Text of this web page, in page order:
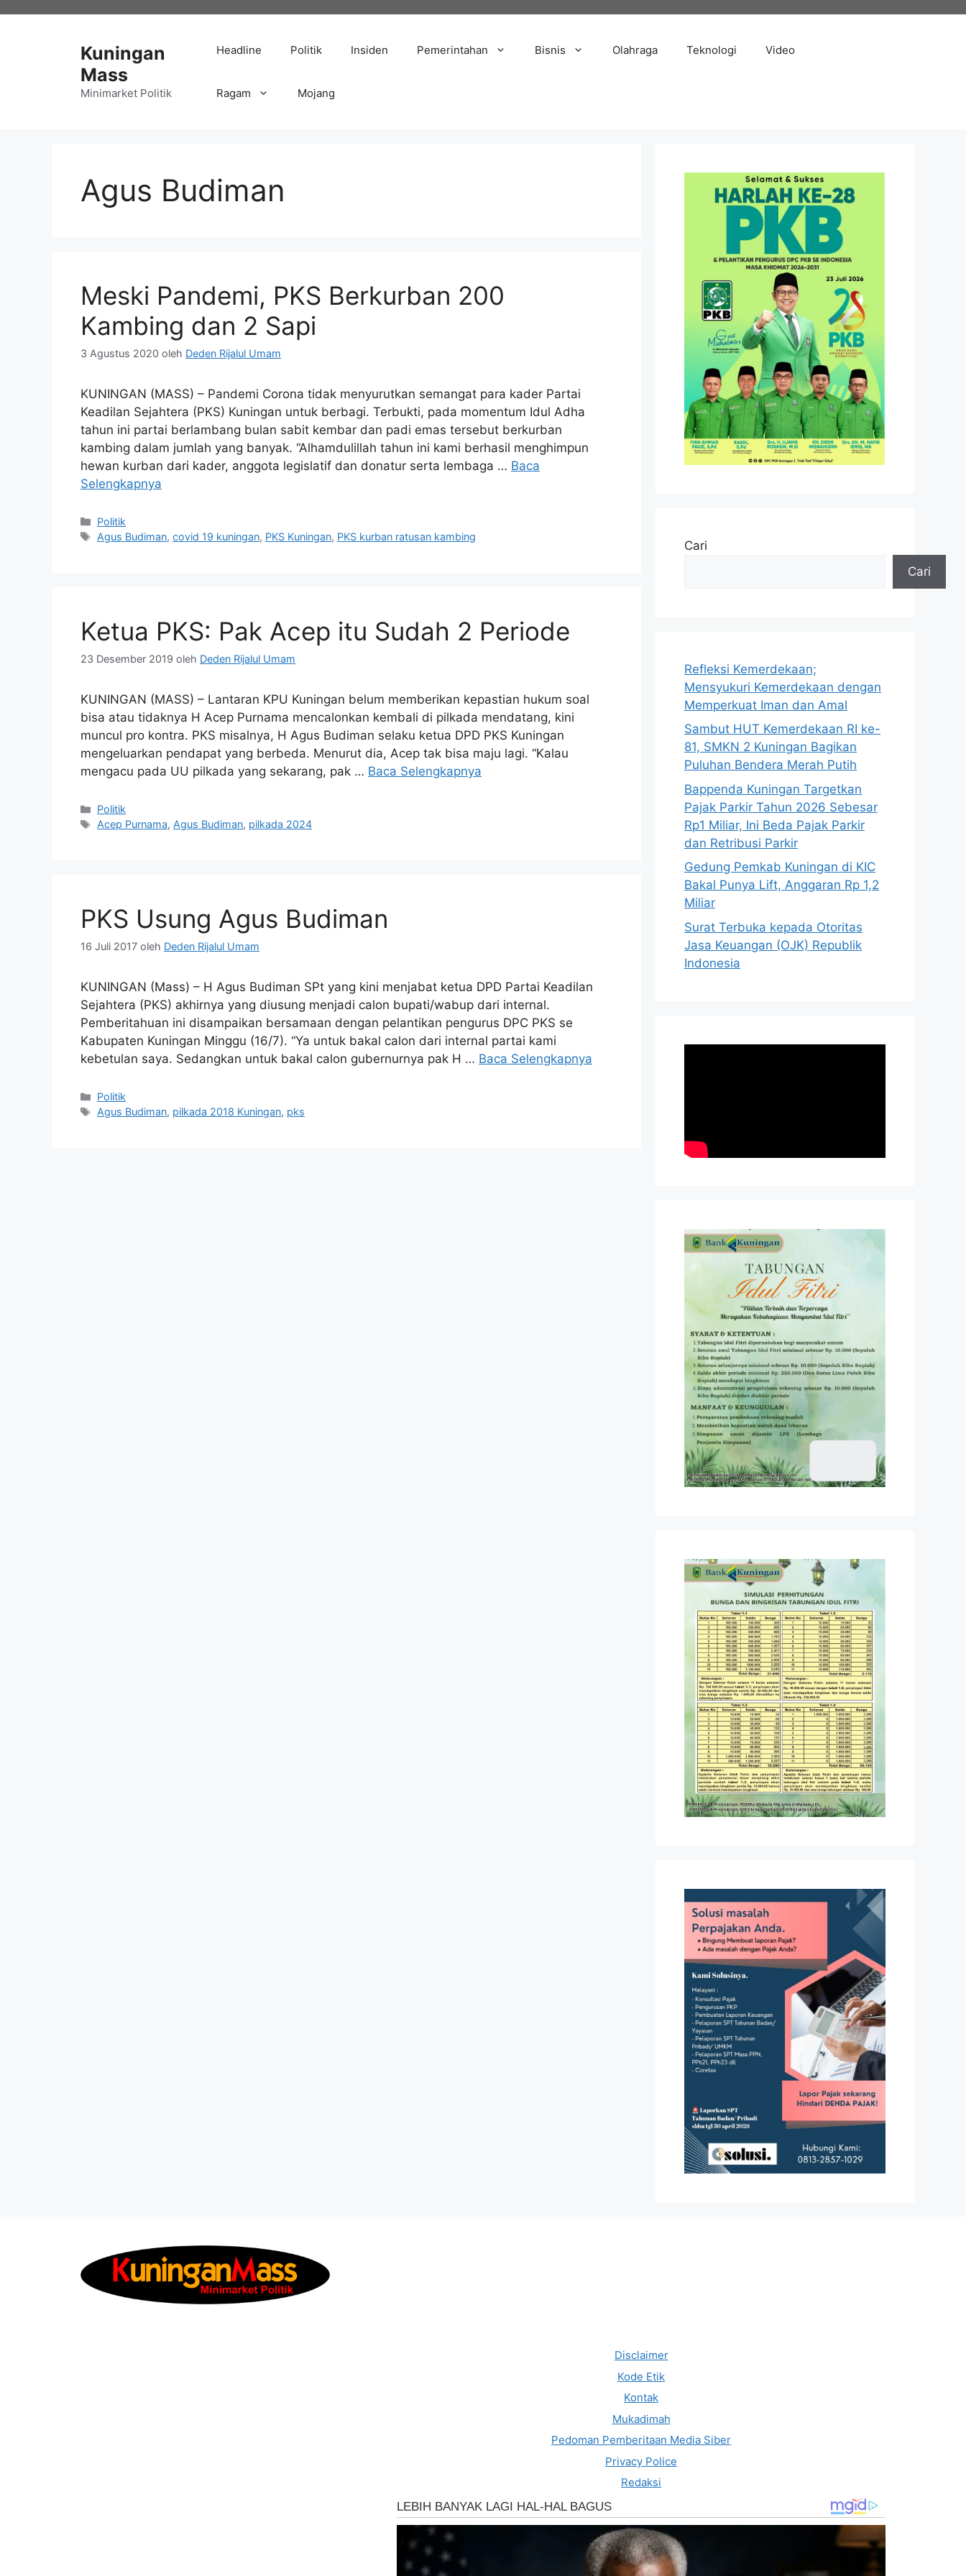
Kuningan
Mass
Minimarket Politik
Headline Politik Insiden Pemerintahan Bisnis Olahraga Teknologi Video
Ragam Mojang
Agus Budiman
Meski Pandemi, PKS Berkurban 200
Kambing dan 2 Sapi
3 Agustus 2020 oleh Deden Rijalul Umam
KUNINGAN (MASS) – Pandemi Corona tidak menyurutkan semangat para kader Partai
Keadilan Sejahtera (PKS) Kuningan untuk berbagi. Terbukti, pada momentum Idul Adha
tahun ini partai berlambang bulan sabit kembar dan padi emas tersebut berkurban
kambing dalam jumlah yang banyak. “Alhamdulillah tahun ini kami berhasil menghimpun
hewan kurban dari kader, anggota legislatif dan donatur serta lembaga … Baca
Selengkapnya
Kategori
Politik
Tag
Agus Budiman,covid 19 kuningan, PKS Kuningan, PKS kurban ratusan kambing
Ketua PKS: Pak Acep itu Sudah 2 Periode
23 Desember 2019 oleh Deden Rijalul Umam
KUNINGAN (MASS) – Lantaran KPU Kuningan belum memberikan kepastian hukum soal
bisa atau tidaknya H Acep Purnama mencalonkan kembali di pilkada mendatang, kini
muncul pro kontra. PKS misalnya, H Agus Budiman selaku ketua DPD PKS Kuningan
mengeluarkan pendapat yang berbeda. Menurut dia, Acep tak bisa maju lagi. “Kalau
mengacu pada UU pilkada yang sekarang, pak … Baca Selengkapnya
Kategori
Politik
Tag
Acep Purnama, Agus Budiman, pilkada 2024
PKS Usung Agus Budiman
16 Juli 2017 oleh Deden Rijalul Umam
KUNINGAN (Mass) – H Agus Budiman SPt yang kini menjabat ketua DPD Partai Keadilan
Sejahtera (PKS) akhirnya yang diusung menjadi calon bupati/wabup dari internal.
Pemberitahuan ini disampaikan bersamaan dengan pelantikan pengurus DPC PKS se
Kabupaten Kuningan Minggu (16/7). “Ya untuk bakal calon dari internal partai kami
kebetulan saya. Sedangkan untuk bakal calon gubernurnya pak H … Baca Selengkapnya
Kategori
Politik
Tag
Agus Budiman, pilkada 2018 Kuningan, pks
Cari
Cari
Refleksi Kemerdekaan;
Mensyukuri Kemerdekaan dengan
Memperkuat Iman dan Amal
Sambut HUT Kemerdekaan RI ke-
81, SMKN 2 Kuningan Bagikan
Puluhan Bendera Merah Putih
Bappenda Kuningan Targetkan
Pajak Parkir Tahun 2026 Sebesar
Rp1 Miliar, Ini Beda Pajak Parkir
dan Retribusi Parkir
Gedung Pemkab Kuningan di KIC
Bakal Punya Lift, Anggaran Rp 1,2
Miliar
Surat Terbuka kepada Otoritas
Jasa Keuangan (OJK) Republik
Indonesia
Disclaimer
Kode Etik
Kontak
Mukadimah
Pedoman Pemberitaan Media Siber
Privacy Police
Redaksi